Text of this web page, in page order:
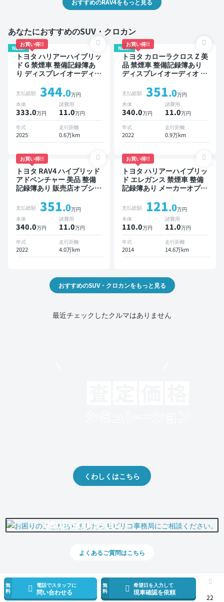
無
料
電話でスタッフに
問い合わせる
無
料
希望日を入力して
現車確認を依頼
22
おすすめのRAV4をもっと見る
あなたにおすすめのSUV・クロカン
NEW!
お買い得!!
トヨタ ハリアーハイブリッ
ド G 禁煙車 整備記録簿あ
り ディスプレイオーディオ
ニター デジタルインナーミ
ラー オートクルーズ ワイ
ヤレスキー ETC 電動バッ
クドア バックモニター 全
方位カメラ ドライブレコー
ダー 衝突軽減
支払総額 344.0万円
本体
333.0万円
諸費用
11.0万円
年式
2025
走行距離
0.6万km
NEW!
お買い得!!
トヨタ カローラクロス Z 美
品 禁煙車 整備記録簿あり
ディスプレイオーディオ ※
スポットモニター オートク
ルーズ スマートキー ETC
電動バックドア バックモニ
ター 全方位カメラ ドライ
ブレコーダー 衝突軽減
支払総額 351.0万円
本体
340.0万円
諸費用
11.0万円
年式
2022
走行距離
0.9万km
お買い得!!
トヨタ RAV4 ハイブリッド
アドベンチャー 美品 整備
記録簿あり 販売店オプショ
ットモニター デジタルイン
ナーミラー オートクルーズ
スマートキー ETC バック
モニター ドライブレコーダ
ー 衝突軽減
支払総額 351.0万円
本体
340.0万円
諸費用
11.0万円
年式
2022
走行距離
4.0万km
お買い得!!
トヨタ ハリアーハイブリッ
ド エレガンス 禁煙車 整備
記録簿あり メーカーオプシ
ETC バックモニター ドラ
イブレコーダー
支払総額 121.0万円
本体
110.0万円
諸費用
11.0万円
年式
2014
走行距離
14.6万km
おすすめのSUV・クロカンをもっと見る
最近チェックしたクルマはありません
くわしくはこちら
0800-500-5500
よくあるご質問はこちら